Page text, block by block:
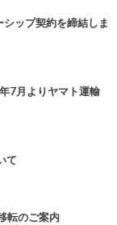
ップ契約を締結しま
7月よりヤマト運輸
て
転のご案内